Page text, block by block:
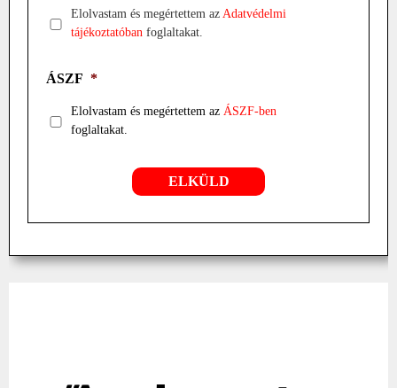
Elolvastam és megértettem az Adatvédelmi
tájékoztatóban foglaltakat.
ÁSZF *
Elolvastam és megértettem az ÁSZF-ben
foglaltakat.